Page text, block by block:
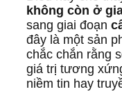
không còn ở
sang giai đoạn
đây là một sản
chắc chắn rằng
giá trị tương
niềm tin hay